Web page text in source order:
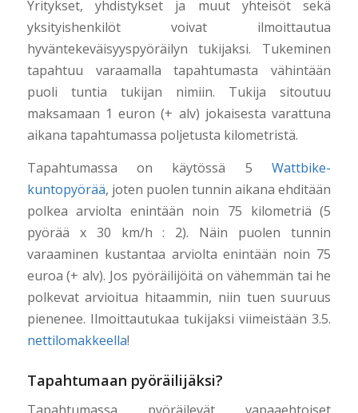
Yritykset, yhdistykset ja muut yhteisöt sekä
yksityishenkilöt voivat ilmoittautua
hyväntekeväisyyspyöräilyn tukijaksi. Tukeminen
tapahtuu varaamalla tapahtumasta vähintään
puoli tuntia tukijan nimiin. Tukija sitoutuu
maksamaan 1 euron (+ alv) jokaisesta varattuna
aikana tapahtumassa poljetusta kilometristä.
Tapahtumassa on käytössä 5Wattbike-
kuntopyörää, joten puolen tunnin aikana ehditään
polkea arviolta enintään noin 75 kilometriä (5
pyörää x 30 km/h : 2). Näin puolen tunnin
varaaminen kustantaa arviolta enintään noin 75
euroa (+ alv). Jos pyöräilijöitä on vähemmän tai he
polkevat arvioitua hitaammin, niin tuen suuruus
pienenee. Ilmoittautukaa tukijaksi viimeistään 3.5.
nettilomakkeella!
Tapahtumaan pyöräilijäksi?